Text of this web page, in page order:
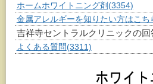
ホームホワイトニング剤 (3354)
金属アレルギーを知りたい方はこち
吉祥寺セントラルクリニックの回
よくある質問(3311)